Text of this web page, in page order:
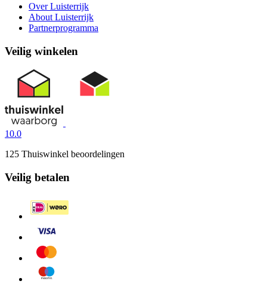
Over Luisterrijk
About Luisterrijk
Partnerprogramma
Veilig winkelen
10.0
125 Thuiswinkel beoordelingen
Veilig betalen